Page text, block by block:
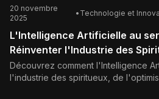
20 novembre
2025
•
L'Intelligence Artificielle au
Réinventer l'Industrie des
Découvrez comment l'Intelligence
l'industrie des spiritueux, de